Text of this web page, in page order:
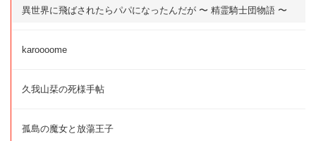
異世界に飛ばされたらパパになったんだが 〜 精霊騎士団物語 〜
karoooome
久我山栞の死様手帖
孤島の魔女と放蕩王子